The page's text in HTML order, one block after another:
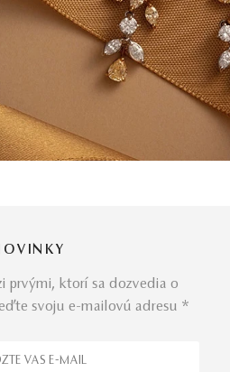
prvými, ktorí sa dozvedia o
svoju e-mailovú adresu *